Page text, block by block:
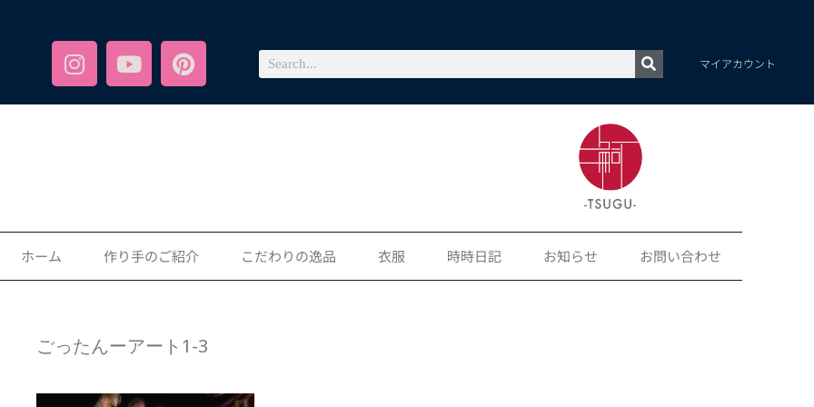
マイアカウント
ホーム 作り手のご紹介 こだわりの逸品 衣服 時時日記 お知らせ お問い合わせ
ごったんーアート1-3